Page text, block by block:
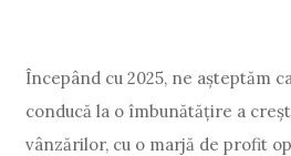
Începând cu 2025, ne așteptăm
conducă la o îmbunătățire a
vânzărilor, cu o marjă de profit